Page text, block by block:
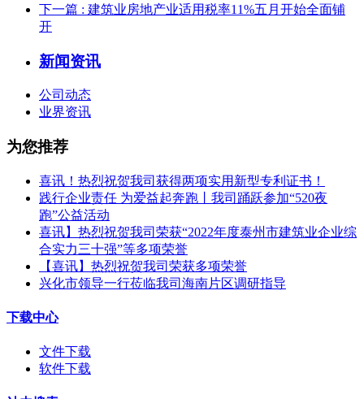
下一篇 : 建筑业房地产业适用税率11%五月开始全面铺
开
新闻资讯
公司动态
业界资讯
为您推荐
喜讯！热烈祝贺我司获得两项实用新型专利证书！
践行企业责任 为爱益起奔跑丨我司踊跃参加“520夜
跑”公益活动
喜讯】热烈祝贺我司荣获“2022年度泰州市建筑业企业综
合实力三十强”等多项荣誉
【喜讯】热烈祝贺我司荣获多项荣誉​
兴化市领导一行莅临我司海南片区调研指导
下载中心
文件下载
软件下载